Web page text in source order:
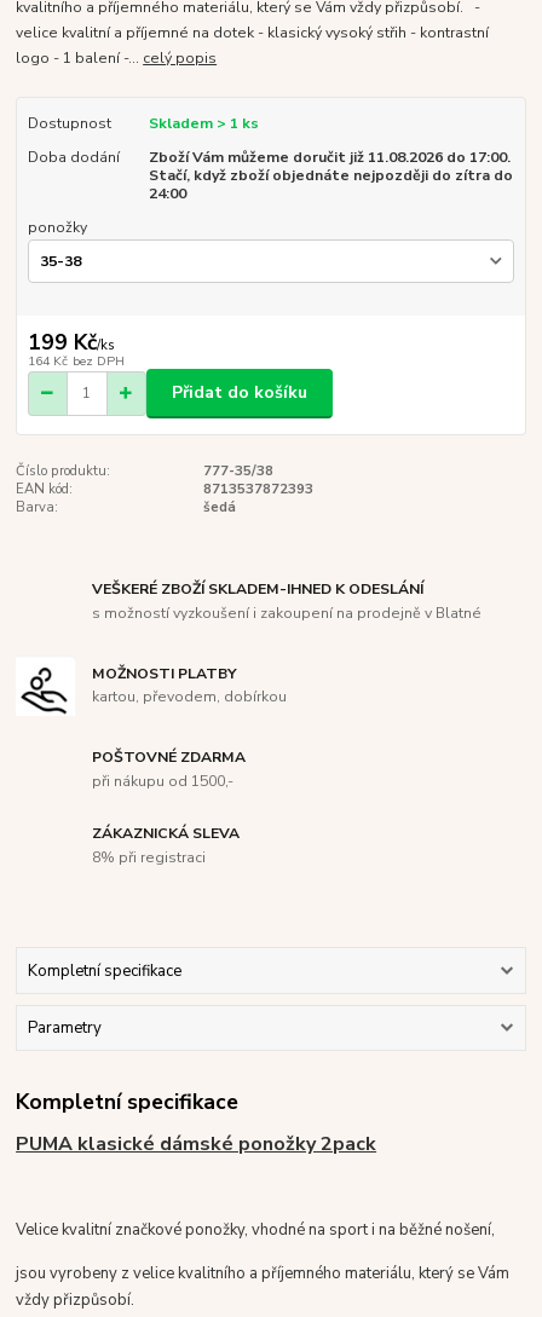
kvalitního a příjemného materiálu, který se Vám vždy přizpůsobí. -
velice kvalitní a příjemné na dotek - klasický vysoký střih - kontrastní
logo - 1 balení -... celý popis
Dostupnost
Skladem > 1 ks
Doba dodání
Zboží Vám můžeme doručit již 11.08.2026 do 17:00.
Stačí, když zboží objednáte nejpozději do zítra do
24:00
ponožky
199 Kč/ks
164 Kč bez DPH
Přidat do košíku
Číslo produktu:
777-35/38
EAN kód:
8713537872393
Barva:
šedá
VEŠKERÉ ZBOŽÍ SKLADEM-IHNED K ODESLÁNÍ
s možností vyzkoušení i zakoupení na prodejně v Blatné
MOŽNOSTI PLATBY
kartou, převodem, dobírkou
POŠTOVNÉ ZDARMA
při nákupu od 1500,-
ZÁKAZNICKÁ SLEVA
8% při registraci
Kompletní specifikace
Parametry
Kompletní specifikace
PUMA klasické dámské ponožky 2pack
Velice kvalitní značkové ponožky, vhodné na sport i na běžné nošení,
jsou vyrobeny z velice kvalitního a příjemného materiálu, který se Vám
vždy přizpůsobí.